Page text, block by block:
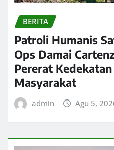
BERITA
Patroli Humanis
Ops Damai
Pererat
Masyarakat
admin Agu 5,